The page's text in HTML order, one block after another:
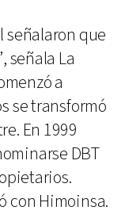
señalaron que
señala La
a
se transformó
En 1999
DBT
con Himoinsa.